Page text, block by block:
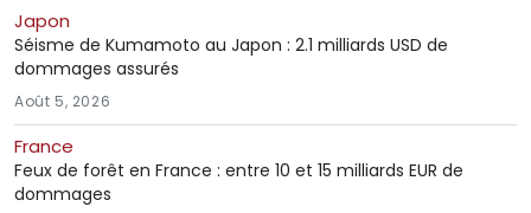
Japon
Séisme de Kumamoto au Japon : 2.1 milliards USD de
dommages assurés
Août 5, 2026
France
Feux de forêt en France : entre 10 et 15 milliards EUR de
dommages